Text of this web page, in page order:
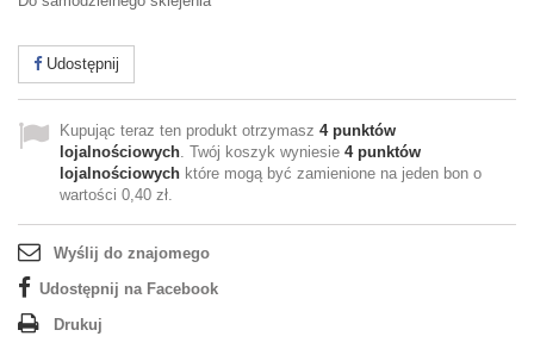
Udostępnij
Kupując teraz ten produkt otrzymasz 4punktów
lojalnościowych. Twój koszyk wyniesie 4punktów
lojalnościowych które mogą być zamienione na jeden bon o
wartości 0,40 zł.
Wyślij do znajomego
Udostępnij na Facebook
Drukuj